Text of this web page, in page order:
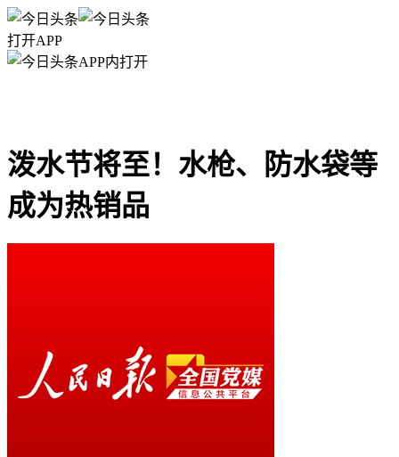
打开APP
APP内打开
泼水节将至！水枪、防水袋等
成为热销品